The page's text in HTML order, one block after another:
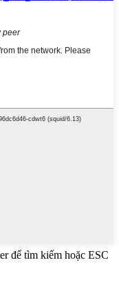
để tìm kiếm hoặc ESC